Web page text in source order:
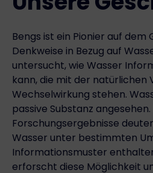
Bengs ist ein Pionier auf dem
Denkweise in Bezug auf
untersucht, wie Wasser
kann, die mit der natürlichen
Wechselwirkung stehen.
passive Substanz angesehen.
Forschungsergebnisse
Wasser unter bestimmten
Informationsmuster
erforscht diese Möglichkeit